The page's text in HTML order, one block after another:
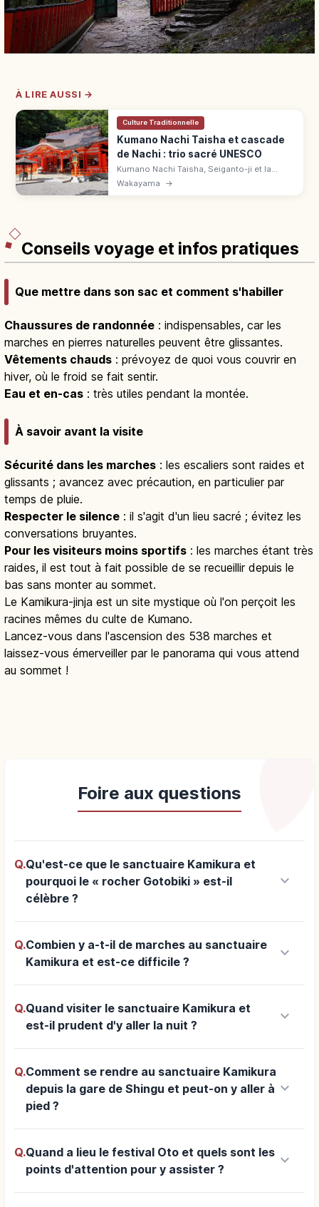
À LIRE AUSSI →
Culture Traditionnelle
Kumano Nachi Taisha et cascade
de Nachi : trio sacré UNESCO
Kumano Nachi Taisha, Seiganto-ji et la
cascade de Nachi forment un trio sacré à
Nachikatsuura. Guide des vues, du festival
Wakayama →
Conseils voyage et infos pratiques
Que mettre dans son sac et comment s'habiller
Chaussures de randonnée : indispensables, car les
marches en pierres naturelles peuvent être glissantes.
Vêtements chauds : prévoyez de quoi vous couvrir en
hiver, où le froid se fait sentir.
Eau et en-cas : très utiles pendant la montée.
À savoir avant la visite
Sécurité dans les marches : les escaliers sont raides et
glissants ; avancez avec précaution, en particulier par
temps de pluie.
Respecter le silence : il s'agit d'un lieu sacré ; évitez les
conversations bruyantes.
Pour les visiteurs moins sportifs : les marches étant très
raides, il est tout à fait possible de se recueillir depuis le
bas sans monter au sommet.
Le Kamikura-jinja est un site mystique où l'on perçoit les
racines mêmes du culte de Kumano.
Lancez-vous dans l'ascension des 538 marches et
laissez-vous émerveiller par le panorama qui vous attend
au sommet !
Foire aux questions
Q.Qu'est-ce que le sanctuaire Kamikura et
pourquoi le « rocher Gotobiki » est-il
célèbre ?
keyboard_arrow_down
Q.Combien y a-t-il de marches au sanctuaire
Kamikura et est-ce difficile ?
keyboard_arrow_down
Q.Quand visiter le sanctuaire Kamikura et
est-il prudent d'y aller la nuit ?
keyboard_arrow_down
Q.Comment se rendre au sanctuaire Kamikura
depuis la gare de Shingu et peut-on y aller à
pied ?
keyboard_arrow_down
Q.Quand a lieu le festival Oto et quels sont les
points d'attention pour y assister ?
keyboard_arrow_down